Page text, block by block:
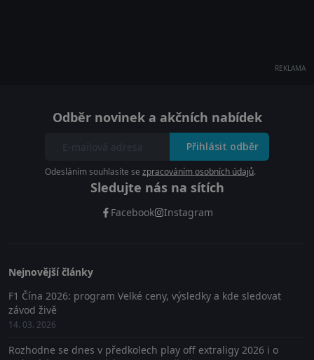
REKLAMA
Odběr novinek a akčních nabídek
Přihlásit odběr
Odesláním souhlasíte se zpracováním osobních údajů.
Sledujte nás na sítích
Facebook Instagram
Nejnovější články
F1 Čína 2026: program Velké ceny, výsledky a kde sledovat
závod živě
14. 03. 2026
Rozhodne se dnes v předkolech play off extraligy 2026 i o